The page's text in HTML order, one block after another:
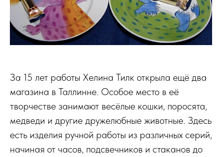
За 15 лет работы Хелина Тилк открыла ещё два
магазина в Таллинне. Особое место в её
творчестве занимают весёлые кошки, поросята,
медведи и другие дружелюбные животные. Здесь
есть изделия ручной работы из различных серий,
начиная от часов, подсвечников и стаканов до